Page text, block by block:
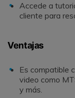
Accede a
cliente para
Ventajas
Es compatible
video como
y más.